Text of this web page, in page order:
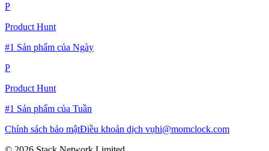
P
Product Hunt
#1 Sản phẩm của Ngày
P
Product Hunt
#1 Sản phẩm của Tuần
Chính sách bảo mậtĐiều khoản dịch vụhi@momclock.com